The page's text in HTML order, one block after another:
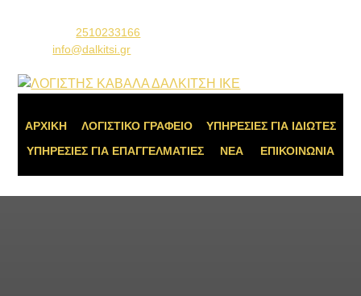
2510233166
info@dalkitsi.gr
ΑΡΧΙΚΗ ΛΟΓΙΣΤΙΚΟ ΓΡΑΦΕΙΟ
ΥΠΗΡΕΣΙΕΣ ΓΙΑ ΙΔΙΩΤΕΣ
ΥΠΗΡΕΣΙΕΣ ΓΙΑ ΕΠΑΓΓΕΛΜΑΤΙΕΣ
ΝΕΑ ΕΠΙΚΟΙΝΩΝΙΑ